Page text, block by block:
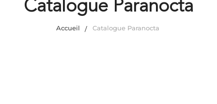
Catalogue Paranocta
Accueil Catalogue Paranocta